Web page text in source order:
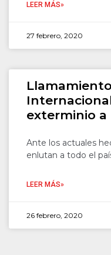
LEER MÁS»
27 febrero, 2020
exterminio a
Ante los actuales
enlutan a todo el
LEER MÁS»
26 febrero, 2020